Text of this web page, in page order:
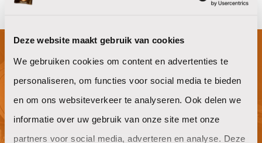
Deze website maakt gebruik van cookies
We gebruiken cookies om content en advertenties te
personaliseren, om functies voor social media te bieden
en om ons websiteverkeer te analyseren. Ook delen we
informatie over uw gebruik van onze site met onze
partners voor social media, adverteren en analyse. Deze
Niet gevonden waar je naar op zoek
bent?